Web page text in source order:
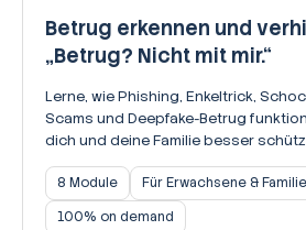
Betrug erkennen und
„Betrug? Nicht mit mir.“
Lerne, wie Phishing, Enkeltrick,
Scams und Deepfake-Betrug
dich und deine Familie besser
8 Module
Für Erwachsene &
100% on demand